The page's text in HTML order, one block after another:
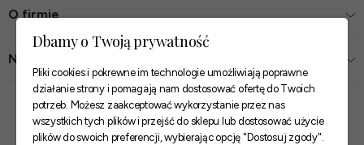
O firmie
Nasze sklepy
Zaufane płatności
Dbamy o Twoją prywatność
Pliki cookies i pokrewne im technologie umożliwiają poprawne
działanie strony i pomagają nam dostosować ofertę do Twoich
potrzeb. Możesz zaakceptować wykorzystanie przez nas
wszystkich tych plików i przejść do sklepu lub dostosować użycie
plików do swoich preferencji, wybierając opcję "Dostosuj zgody".